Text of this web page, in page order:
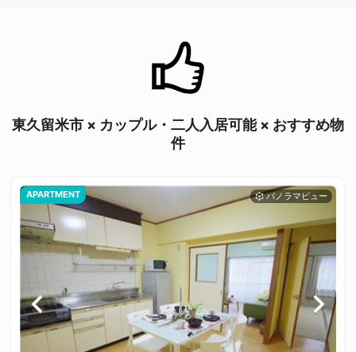
東久留米市 × カップル・二人入居可能 × おすすめ物
件
APARTMENT